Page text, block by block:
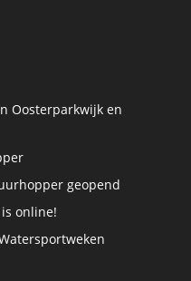
Oosterparkwijk en
geopend
online!